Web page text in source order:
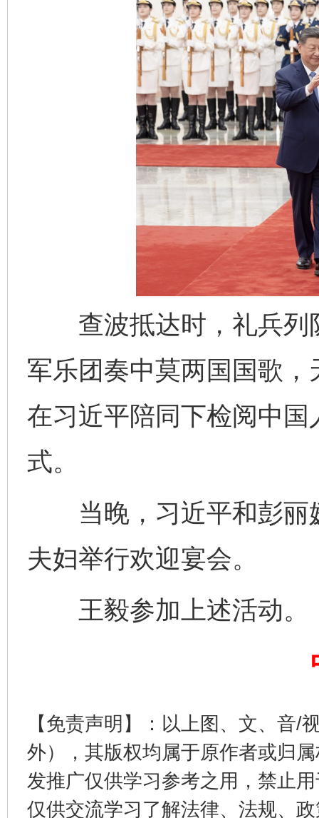
查波抵达时，礼兵列
军乐团奏中莫两国国歌
在习近平陪同下检阅中
式。
当晚，习近平和彭丽
夫妇举行欢迎宴会。
王毅参加上述活动。
【免责声明】：以上图、文、音/
外），其版权均属于原作者或归
发推广仅供学习参考之用，禁止
仅供交流学习了解法律、法规、
东山县通报“牛蛙产品抗生素超标问题” 法
千年窑火 生生不息
揭开“小金库”的免责幌子
受贿1.44亿！段成刚被判无期 从幼